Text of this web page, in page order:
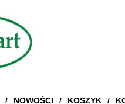
NOWOŚCI KOSZYK